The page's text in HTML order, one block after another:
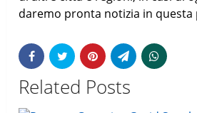
daremo pronta notizia in questa
Related Posts